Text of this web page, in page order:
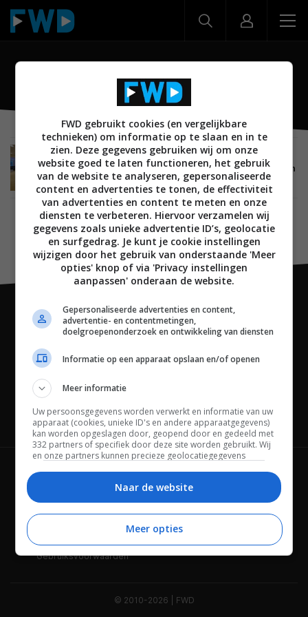
Orchestral Audio Wijchen
MUSIC EMOTION VERSLAG AUDIO 26 MAART 2026
Verslag: Winkelbezoek Orchestral Audio Wijchen
– Spannende Ontdekkingstocht
Channels
Wie is FWD Privacybeleid
Adverteren Contact
Gebruiksvoorwaarden
© 2010-2026 | FWD
FWD gebruikt cookies (en vergelijkbare
technieken) om informatie op te slaan en in te
zien. Deze gegevens gebruiken wij om onze
website goed te laten functioneren, het gebruik
van de website te analyseren, gepersonaliseerde
content en advertenties te tonen, de effectiviteit
van advertenties en content te meten en onze
diensten te verbeteren. Hiervoor verzamelen wij
gegevens zoals unieke advertentie ID’s, geolocatie
en surfgedrag. Je kunt je cookie instellingen
wijzigen door het gebruik van onderstaande 'Meer
opties' knop of via 'Privacy instellingen
aanpassen' onderaan de website.
Gepersonaliseerde advertenties en content,
advertentie- en contentmetingen,
doelgroepenonderzoek en ontwikkeling van diensten
Informatie op een apparaat opslaan en/of openen
Meer informatie
Uw persoonsgegevens worden verwerkt en informatie van uw
apparaat (cookies, unieke ID's en andere apparaatgegevens)
kan worden opgeslagen door, geopend door en gedeeld met
332 partners of specifiek door deze site worden gebruikt. Wij
en onze partners kunnen precieze geolocatiegegevens
Bepaalde leveranciers kunnen uw persoonsgegevens
beheren. Zoek onderaan deze pagina of in het sitemenu naar
een link om uw toestemming te beheren of in te trekken via de
privacy- en cookie-instellingen.
Naar de website
Meer opties